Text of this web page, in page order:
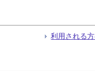
利用される